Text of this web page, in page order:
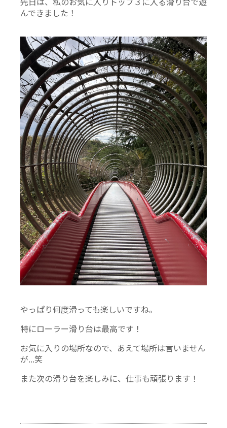
んできました！
やっぱり何度滑っても楽しいですね。
特にローラー滑り台は最高です！
お気に入りの場所なので、あえて場所は言いません
が...笑
また次の滑り台を楽しみに、仕事も頑張ります！